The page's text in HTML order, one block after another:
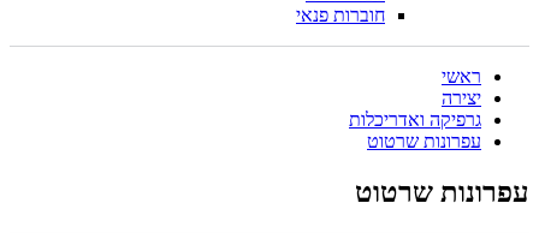
חוברות פנאי
ראשי
יצירה
גרפיקה ואדריכלות
עפרונות שרטוט
עפרונות שרטוט